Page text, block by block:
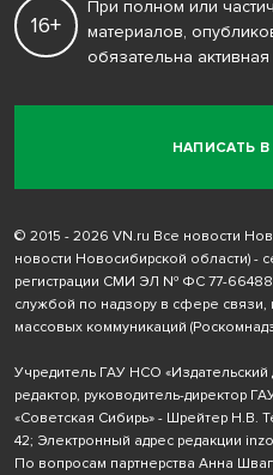
НАПИСАТЬ
16+
При полном или
материалов,
обязательна
© 2015 - 2026 VN.ru Все новости
новости Новосибирской области) -
регистрации СМИ ЭЛ № ФС 77-66488
службой по надзору в сфере
массовых коммуникаций
Учредитель ГАУ НСО
редактор, руководитель-директор
«Советская Сибирь» - Шрейтер Н.В.
42; Электронный адрес редакции
По вопросам партнерства Анна